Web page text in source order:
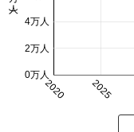
2020 2025
0万人
2万人
4万人